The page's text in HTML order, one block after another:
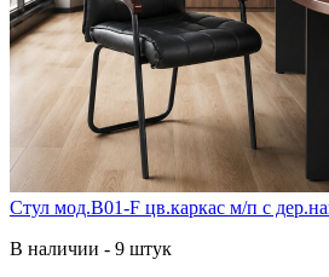
Стул мод.B01-F цв.каркас м/п с
В наличии - 9 штук